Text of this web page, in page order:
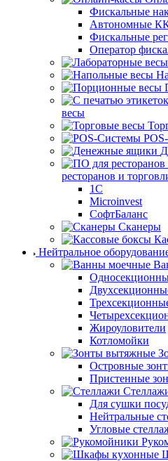
Фискальные
Автономные
Фискальные
Оператор
весы
ресторанов и
1С
Microinvest
СофтБаланс
Сканеры
Нейтральное
Жироуловители
Котломойки
Островные
Пристенные
Для сушки
Нейтральные
Угловые